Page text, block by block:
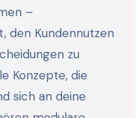
–
den Kundennutzen
zu
Konzepte, die
sich an deine